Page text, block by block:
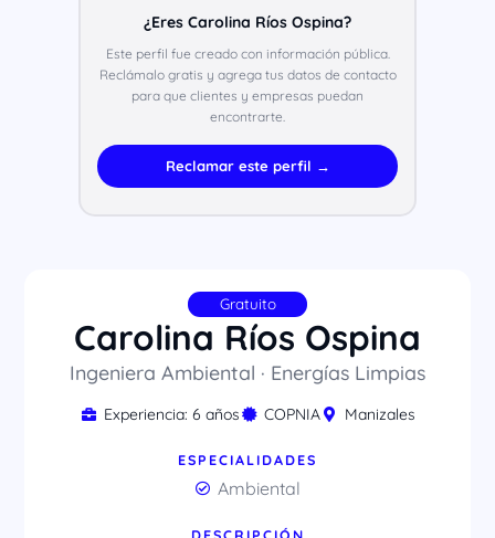
¿Eres Carolina Ríos Ospina?
Este perfil fue creado con información pública.
Reclámalo gratis y agrega tus datos de contacto
para que clientes y empresas puedan
encontrarte.
Reclamar este perfil →
Gratuito
Carolina Ríos Ospina
Ingeniera Ambiental · Energías Limpias
Experiencia: 6 años COPNIA Manizales
ESPECIALIDADES
Ambiental